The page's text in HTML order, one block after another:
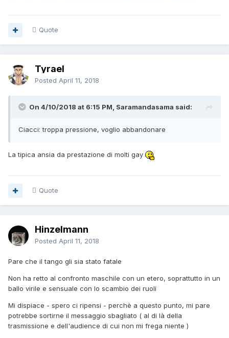
Quote
Tyrael
Posted April 11, 2018
On 4/10/2018 at 6:15 PM, Saramandasama said:
Ciacci: troppa pressione, voglio abbandonare
La tipica ansia da prestazione di molti gay
Quote
Hinzelmann
Posted April 11, 2018
Pare che il tango gli sia stato fatale
Non ha retto al confronto maschile con un etero, soprattutto in un
ballo virile e sensuale con lo scambio dei ruoli
Mi dispiace - spero ci ripensi - perchè a questo punto, mi pare
potrebbe sortirne il messaggio sbagliato ( al di là della
trasmissione e dell'audience di cui non mi frega niente )